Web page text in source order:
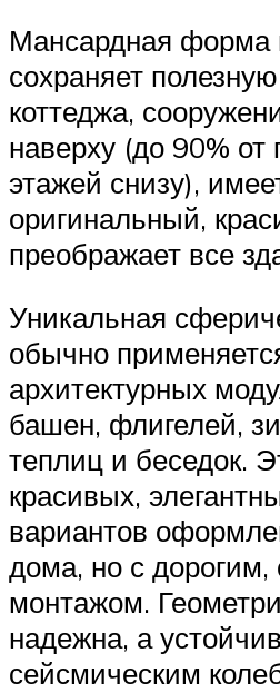
Мансардная форма
сохраняет
коттеджа,
наверху (до 90%
этажей снизу),
оригинальный,
преображает все
Уникальная
обычно
архитектурных
башен, флигелей,
теплиц и беседок.
красивых,
вариантов
дома, но с
монтажом.
надежна, а
сейсмическим